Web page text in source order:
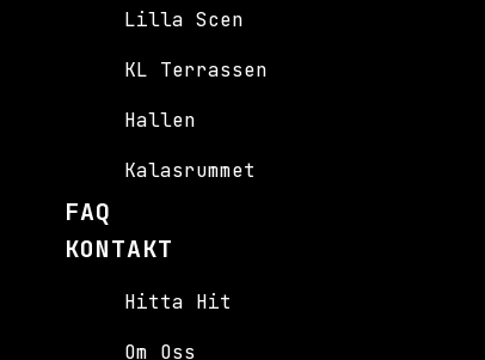
Lilla Scen
KL Terrassen
Hallen
Kalasrummet
FAQ
KONTAKT
Hitta Hit
Om Oss